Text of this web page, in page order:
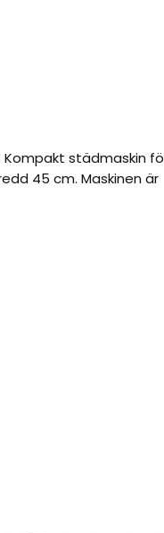
städmaskin
45 cm. Maskinen är